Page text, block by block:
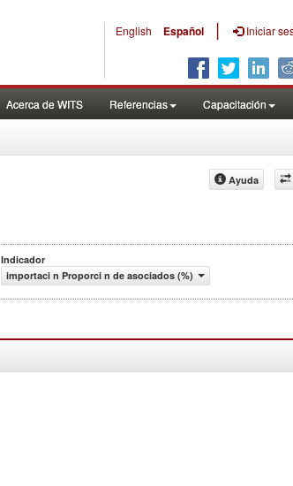
English Español | Iniciar
Acerca de WITS Referencias Capacitación
Ayuda
Indicador
importaci n Proporci n de asociados (%)